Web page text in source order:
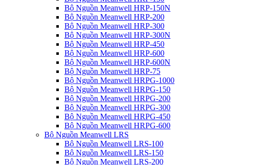
Bộ Nguồn Meanwell HRP-150N
Bộ Nguồn Meanwell HRP-200
Bộ Nguồn Meanwell HRP-300
Bộ Nguồn Meanwell HRP-300N
Bộ Nguồn Meanwell HRP-450
Bộ Nguồn Meanwell HRP-600
Bộ Nguồn Meanwell HRP-600N
Bộ Nguồn Meanwell HRP-75
Bộ Nguồn Meanwell HRPG-1000
Bộ Nguồn Meanwell HRPG-150
Bộ Nguồn Meanwell HRPG-200
Bộ Nguồn Meanwell HRPG-300
Bộ Nguồn Meanwell HRPG-450
Bộ Nguồn Meanwell HRPG-600
Bộ Nguồn Meanwell LRS
Bộ Nguồn Meanwell LRS-100
Bộ Nguồn Meanwell LRS-150
Bộ Nguồn Meanwell LRS-200